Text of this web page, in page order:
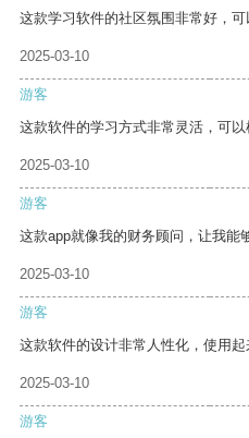
这款学习软件的社区氛围非常好，可
2025-03-10
游客
这款软件的学习方式非常灵活，可以
2025-03-10
游客
这款app就像我的财务顾问，让我能
2025-03-10
游客
这款软件的设计非常人性化，使用起
2025-03-10
游客